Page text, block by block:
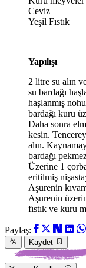
Ceviz
Yeşil Fıstık
Yapılışı
2 litre su alın
su bardağı
haşlanmış
bardağı kuru
Daha sonra
kesin.
alın.
bardağı
Üzerine 1
eritilmiş
Aşurenin
Aşurenin
fıstık ve kuru
Paylaş:
Kaydet